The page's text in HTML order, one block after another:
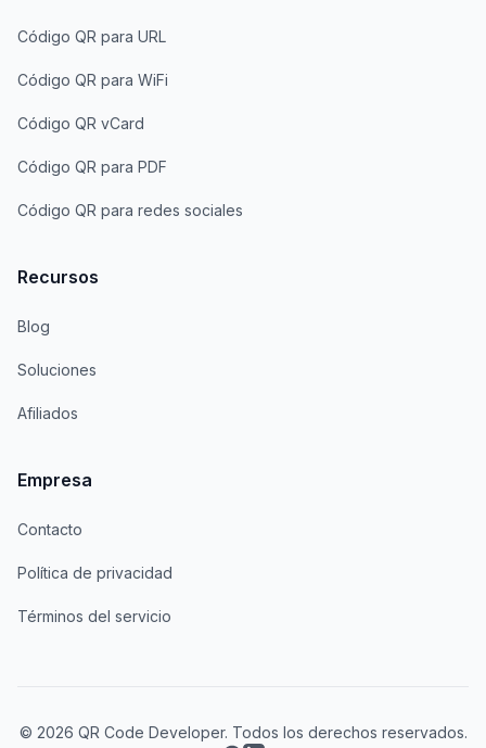
Código QR para URL
Código QR para WiFi
Código QR vCard
Código QR para PDF
Código QR para redes sociales
Recursos
Blog
Soluciones
Afiliados
Empresa
Contacto
Política de privacidad
Términos del servicio
© 2026 QR Code Developer. Todos los derechos reservados.